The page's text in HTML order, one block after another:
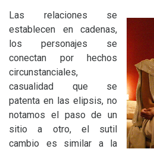
Las relaciones se
establecen en cadenas,
los personajes se
conectan por hechos
circunstanciales,
casualidad que se
patenta en las elipsis, no
notamos el paso de un
sitio a otro, el sutil
cambio es similar a la